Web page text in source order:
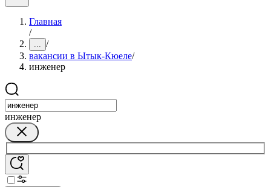
Главная
/
... /
вакансии в Ытык-Кюеле/
инженер
инженер